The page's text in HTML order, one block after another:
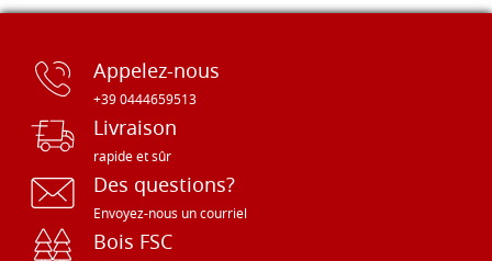
Appelez-nous
+39 0444659513
Livraison
rapide et sûr
Des questions?
Envoyez-nous un courriel
Bois FSC